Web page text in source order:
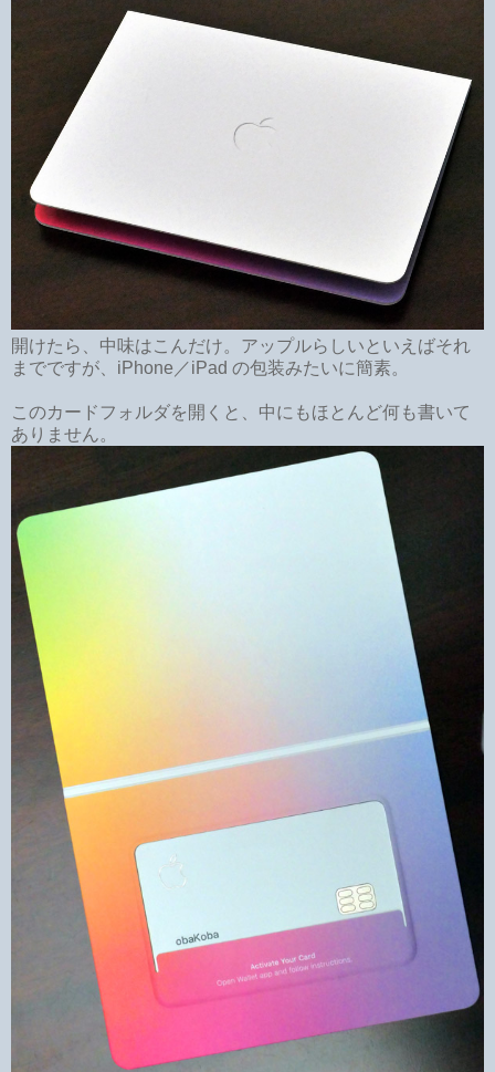
開けたら、中味はこんだけ。アップルらしいといえばそれ
までですが、iPhone／iPad の包装みたいに簡素。
このカードフォルダを開くと、中にもほとんど何も書いて
ありません。